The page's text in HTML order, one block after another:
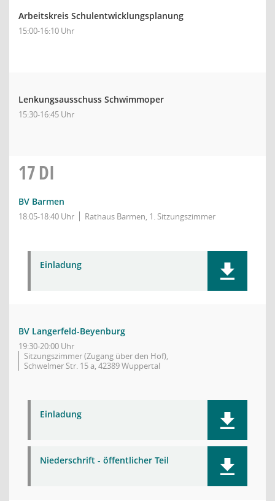
Arbeitskreis Schulentwicklungsplanung
15:00-16:10 Uhr
Lenkungsausschuss Schwimmoper
15:30-16:45 Uhr
17DI
BV Barmen
18:05-18:40 Uhr Rathaus Barmen, 1. Sitzungszimmer
Einladung
BV Langerfeld-Beyenburg
19:30-20:00 Uhr
Sitzungszimmer (Zugang über den Hof),
Schwelmer Str. 15 a, 42389 Wuppertal
Einladung
Niederschrift - öffentlicher Teil